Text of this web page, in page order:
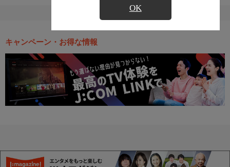
OK
キャンペーン・お得な情報